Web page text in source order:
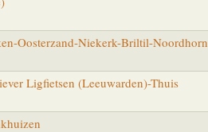
Oosterzand-Niekerk-Briltil-Noordhorn
Ligfietsen (Leeuwarden)-Thuis